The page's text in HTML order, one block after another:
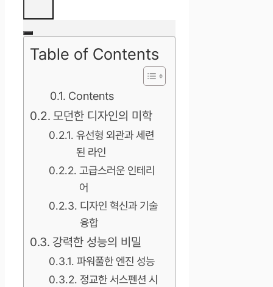
Table of Contents
Contents
모던한 디자인의 미학
유선형 외관과 세련
된 라인
고급스러운 인테리
어
디자인 혁신과 기술
융합
강력한 성능의 비밀
파워풀한 엔진 성능
정교한 서스펜션 시